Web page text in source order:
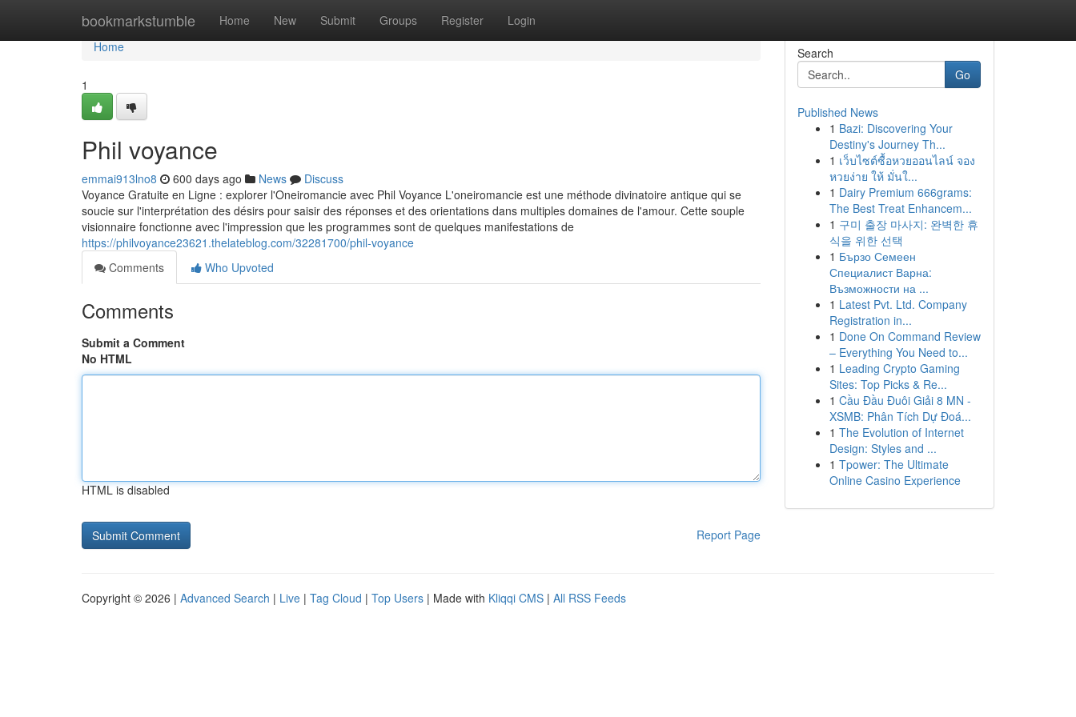
bookmarkstumble Home New Submit Groups Register Login
Home
Home
1
Phil voyance
emmai913lno8 600 days ago News
Discuss
Voyance Gratuite en Ligne : explorer l'Oneiromancie avec Phil Voyance L'oneiromancie est une méthode divinatoire antique qui se
soucie sur l'interprétation des désirs pour saisir des réponses et des orientations dans multiples domaines de l'amour. Cette souple
visionnaire fonctionne avec l'impression que les programmes sont de quelques manifestations de
https://philvoyance23621.thelateblog.com/32281700/phil-voyance
Comments
Who Upvoted
Comments
Submit a Comment
No HTML
HTML is disabled
Report Page
Search
Go
Published News
1 Bazi: Discovering Your
Destiny's Journey Th...
1 เว็บไซต์ซื้อหวยออนไลน์ จอง
หวยง่าย ให้ มั่นใ...
1 Dairy Premium 666grams:
The Best Treat Enhancem...
1 구미 출장 마사지: 완벽한 휴
식을 위한 선택
1 Бързо Семеен
Специалист Варна:
Възможности на ...
1 Latest Pvt. Ltd. Company
Registration in...
1 Done On Command Review
– Everything You Need to...
1 Leading Crypto Gaming
Sites: Top Picks & Re...
1 Cầu Đầu Đuôi Giải 8 MN -
XSMB: Phân Tích Dự Đoá...
1 The Evolution of Internet
Design: Styles and ...
1 Tpower: The Ultimate
Online Casino Experience
Copyright © 2026 | Advanced Search | Live | Tag Cloud | Top Users | Made with Kliqqi CMS | All RSS Feeds